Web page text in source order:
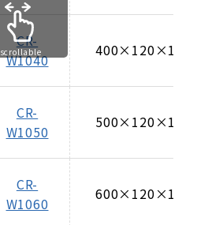
CR-
W1040
CR-
W1050
CR-
W1060
scrollable